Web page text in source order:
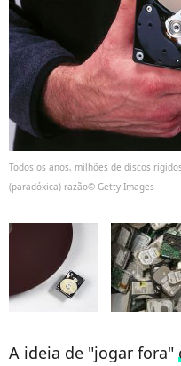
Todos os anos, milhões de discos
(paradóxica) razão© Getty Images
A ideia de "jogar fora"